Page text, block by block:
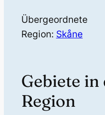
Übergeordnete
Region: Skåne
Gebiete in
Region